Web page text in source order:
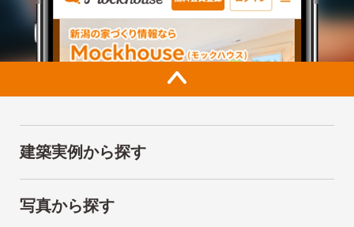
建築実例から探す
写真から探す